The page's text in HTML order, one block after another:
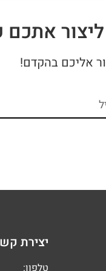
אליכם בהקדם!
יצירת
טלפון: